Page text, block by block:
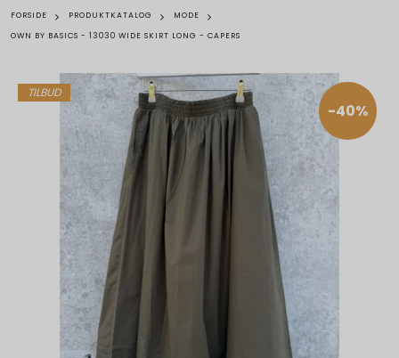
i
g
i
o
FORSIDE PRODUKTKATALOG
MODE
OWN BY BASICS - 13030 WIDE SKIRT LONG - CAPERS
TILBUD
-40%